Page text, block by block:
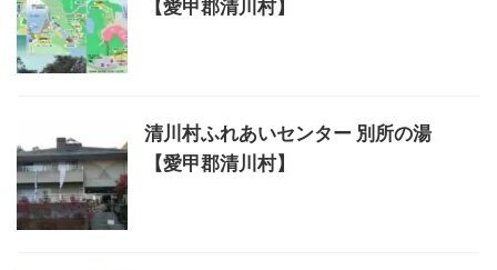
【愛甲郡清川村】
清川村ふれあいセンター 別所の湯
【愛甲郡清川村】